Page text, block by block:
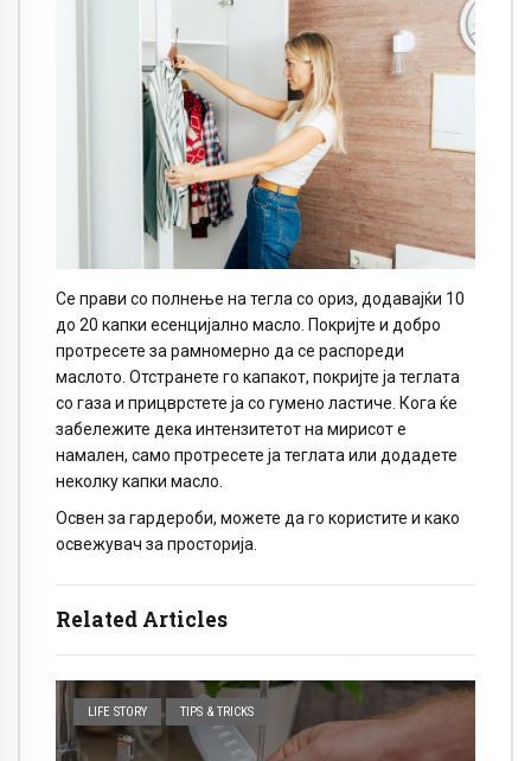
Related Articles
LIFE STORY TIPS & TRICKS
Се прави со полнење на тегла со ориз, додавајќи 10
до 20 капки есенцијално масло. Покријте и добро
протресете за рамномерно да се распореди
маслото. Отстранете го капакот, покријте ја теглата
со газа и прицврстете ја со гумено ластиче. Кога ќе
забележите дека интензитетот на мирисот е
намален, само протресете ја теглата или додадете
неколку капки масло.
Освен за гардероби, можете да го користите и како
освежувач за просторија.